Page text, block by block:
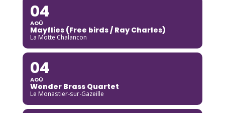
04
AOÛ
Mayflies (Free birds / Ray Charles)
La Motte Chalancon
04
AOÛ
Wonder Brass Quartet
Le Monastier-sur-Gazeille